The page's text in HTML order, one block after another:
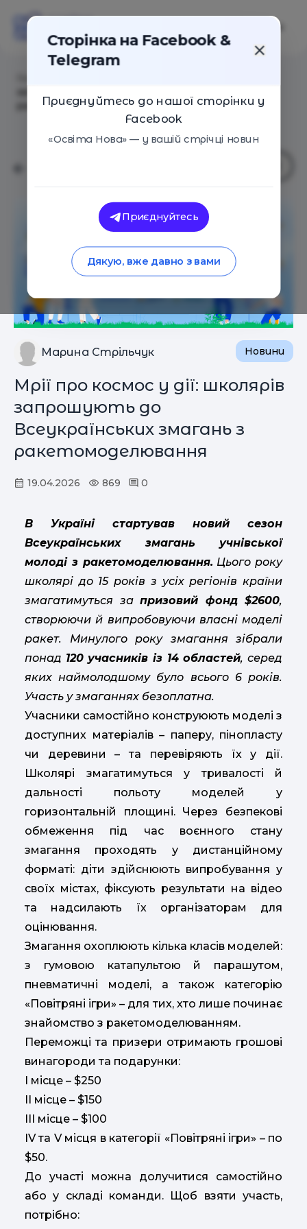
ракетомоделювання
Марина Стрільчук Новини
Мрії про космос у дії: школярів
запрошують до
Всеукраїнських змагань з
ракетомоделювання
19.04.2026 869 0
В Україні стартував новий сезон
Всеукраїнських змагань учнівської
молоді з ракетомоделювання. Цього року
школярі до 15 років з усіх регіонів країни
змагатимуться за призовий фонд $2600,
створюючи й випробовуючи власні моделі
ракет. Минулого року змагання зібрали
понад 120 учасників із 14 областей, серед
яких наймолодшому було всього 6 років.
Участь у змаганнях безоплатна.
Учасники самостійно конструюють моделі з
доступних матеріалів – паперу, пінопласту
чи деревини – та перевіряють їх у дії.
Школярі змагатимуться у тривалості й
дальності польоту моделей у
горизонтальній площині. Через безпекові
обмеження під час воєнного стану
змагання проходять у дистанційному
форматі: діти здійснюють випробування у
своїх містах, фіксують результати на відео
та надсилають їх організаторам для
оцінювання.
Змагання охоплюють кілька класів моделей:
з гумовою катапультою й парашутом,
пневматичні моделі, а також категорію
«Повітряні ігри» – для тих, хто лише починає
знайомство з ракетомоделюванням.
Переможці та призери отримають грошові
винагороди та подарунки:
І місце – $250
ІІ місце – $150
ІІІ місце – $100
IV та V місця в категорії «Повітряні ігри» – по
$50.
До участі можна долучитися самостійно
або у складі команди. Щоб взяти участь,
потрібно:
Сторінка на Facebook &
Telegram
Приєднуйтесь до нашої сторінки у
Facebook
«Освіта Нова» — у вашій стрічці новин
Приєднуйтесь
Дякую, вже давно з вами